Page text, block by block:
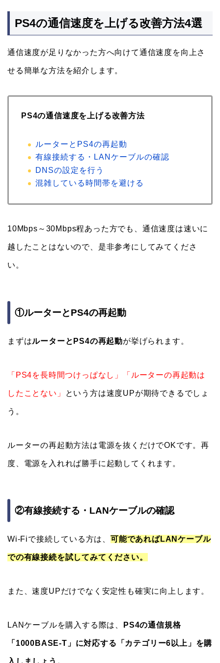
PS4の通信速度を上げる改善方法4選
通信速度が足りなかった方へ向けて通信速度を向上さ
せる簡単な方法を紹介します。
PS4の通信速度を上げる改善方法
ルーターとPS4の再起動
有線接続する・LANケーブルの確認
DNSの設定を行う
混雑している時間帯を避ける
10Mbps～30Mbps程あった方でも、通信速度は速いに
越したことはないので、是非参考にしてみてくださ
い。
①ルーターとPS4の再起動
まずはルーターとPS4の再起動が挙げられます。
「PS4を長時間つけっぱなし」「ルーターの再起動は
したことない」 という方は速度UPが期待できるでしょ
う。
ルーターの再起動方法は電源を抜くだけでOKです。再
度、電源を入れれば勝手に起動してくれます。
②有線接続する・LANケーブルの確認
Wi-Fiで接続している方は、 可能であればLANケーブル
での有線接続を試してみてください。
また、速度UPだけでなく安定性も確実に向上します。
LANケーブルを購入する際は、 PS4の通信規格
「1000BASE-T」に対応する「カテゴリー6以上」を購
入しましょう。